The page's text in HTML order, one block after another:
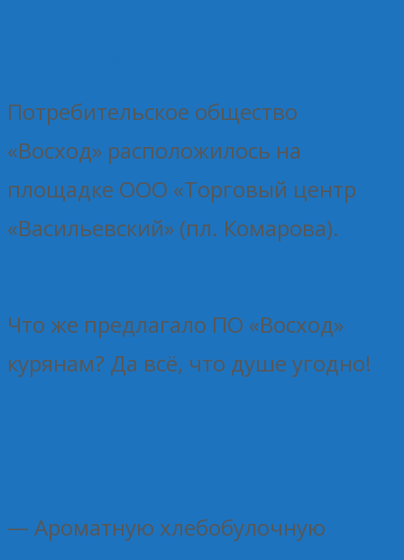
Потребительское общество
«Восход» расположилось на
площадке ООО «Торговый центр
«Васильевский» (пл. Комарова).
Что же предлагало ПО «Восход»
курянам? Да всё, что душе угодно!
— Ароматную хлебобулочную